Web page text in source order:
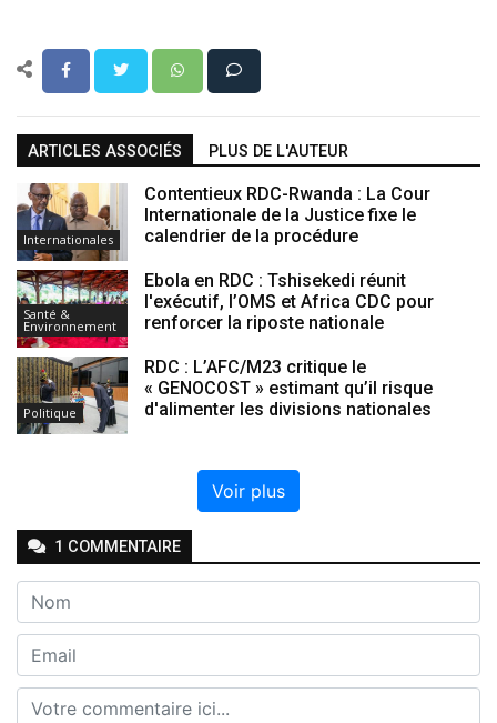
ARTICLES ASSOCIÉS PLUS DE L'AUTEUR
Internationales
Contentieux RDC-Rwanda : La Cour
Internationale de la Justice fixe le
calendrier de la procédure
Santé &
Environnement
Ebola en RDC : Tshisekedi réunit
l'exécutif, l’OMS et Africa CDC pour
renforcer la riposte nationale
Politique
RDC : L’AFC/M23 critique le
« GENOCOST » estimant qu’il risque
d'alimenter les divisions nationales
Voir plus
1 COMMENTAIRE